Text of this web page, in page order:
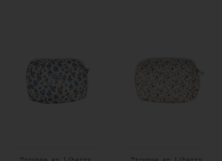
AJOUTER AU PANIER AJOUTER AU PANIER